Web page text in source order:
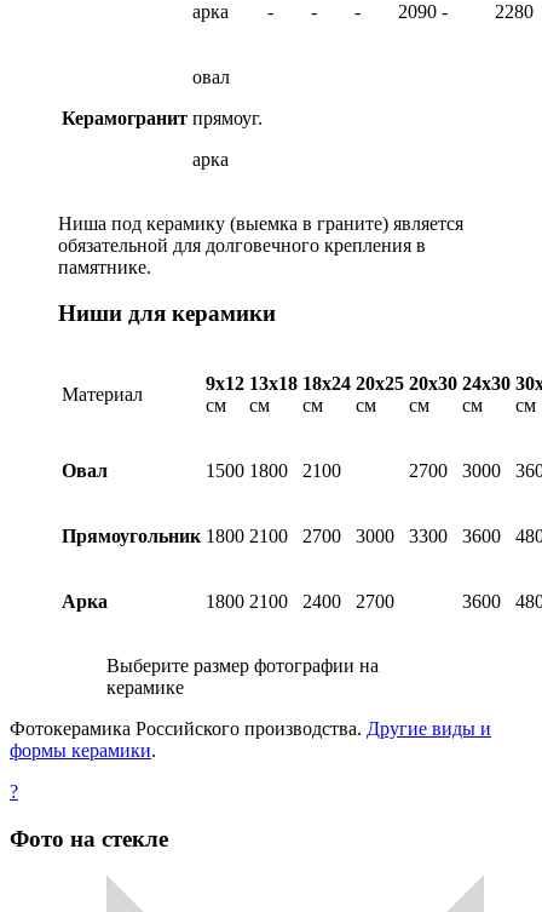
арка
-
-
-
2090 -
2280
Керамогранит
овал
прямоуг.
арка
Ниша под керамику (выемка в граните) является
обязательной для долговечного крепления в
памятнике.
Ниши для керамики
Материал
9х12
см
13х18
см
18х24
см
20х25
см
20х30
см
24х30
см
см
Овал 1500 1800 2100 2700 3000
Прямоугольник 1800 2100 2700 3000 3300 3600
Арка 1800 2100 2400 2700 3600
Выберите размер фотографии на
керамике
Фотокерамика Российского производства. Другие виды и
формы керамики.
?
Фото на стекле